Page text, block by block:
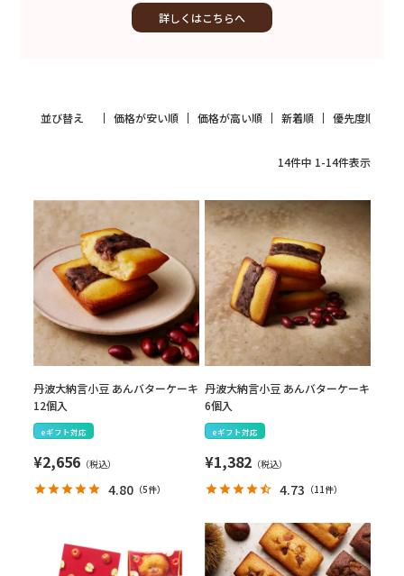
詳しくはこちらへ
並び替え 価格が安い順 価格が高い順 新着順 優先度順
14件中 1-14件表示
丹波大納言小豆 あんバターケーキ
12個入
eギフト対応
¥2,656
4.80 （5件）
丹波大納言小豆 あんバターケーキ
6個入
eギフト対応
¥1,382
4.73 （11件）